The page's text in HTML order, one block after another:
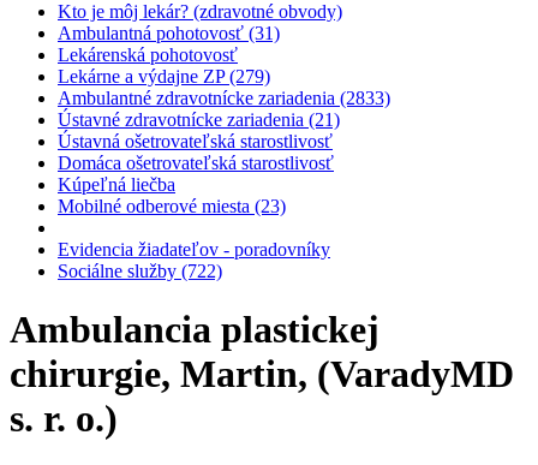
Kto je môj lekár? (zdravotné obvody)
Ambulantná pohotovosť (31)
Lekárenská pohotovosť
Lekárne a výdajne ZP (279)
Ambulantné zdravotnícke zariadenia (2833)
Ústavné zdravotnícke zariadenia (21)
Ústavná ošetrovateľská starostlivosť
Domáca ošetrovateľská starostlivosť
Kúpeľná liečba
Mobilné odberové miesta (23)
Evidencia žiadateľov - poradovníky
Sociálne služby (722)
Ambulancia plastickej
chirurgie, Martin, (VaradyMD
s. r. o.)